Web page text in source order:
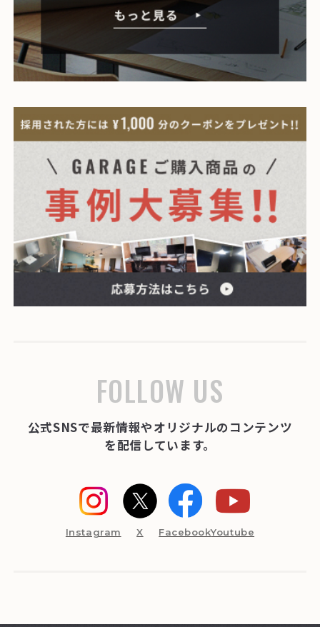
FOLLOW US
公式SNSで最新情報やオリジナルのコンテンツ
を配信しています。
Instagram X FacebookYoutube